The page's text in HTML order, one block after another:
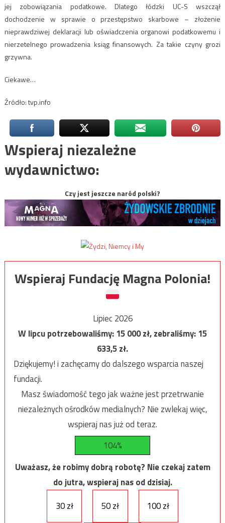
jej zobowiązania podatkowe. Dlatego łódzki UC-S wszczął
dochodzenie w sprawie o przestępstwo skarbowe – złożenie
nieprawdziwej deklaracji lub oświadczenia organowi podatkowemu i
nierzetelnego prowadzenia ksiąg finansowych. Za takie czyny grozi
grzywna.
Ciekawe…
Źródło: tvp.info
Wspieraj niezależne
wydawnictwo:
Czy jest jeszcze naród polski?
Wspieraj Fundację Magna Polonia!
Lipiec 2026
W lipcu potrzebowaliśmy:15 000zł, zebraliśmy:15
633,5zł.
Dziękujemy! i zachęcamy do dalszego wsparcia naszej
fundacji.
Masz świadomość tego jak ważne jest przetrwanie
niezależnych ośrodków medialnych? Nie zwlekaj więc,
wspieraj nas już od teraz.
104%
Uważasz, że robimy dobrą robotę? Nie czekaj zatem
do jutra, wspieraj nas od dzisiaj.
30 zł
50 zł 100 zł